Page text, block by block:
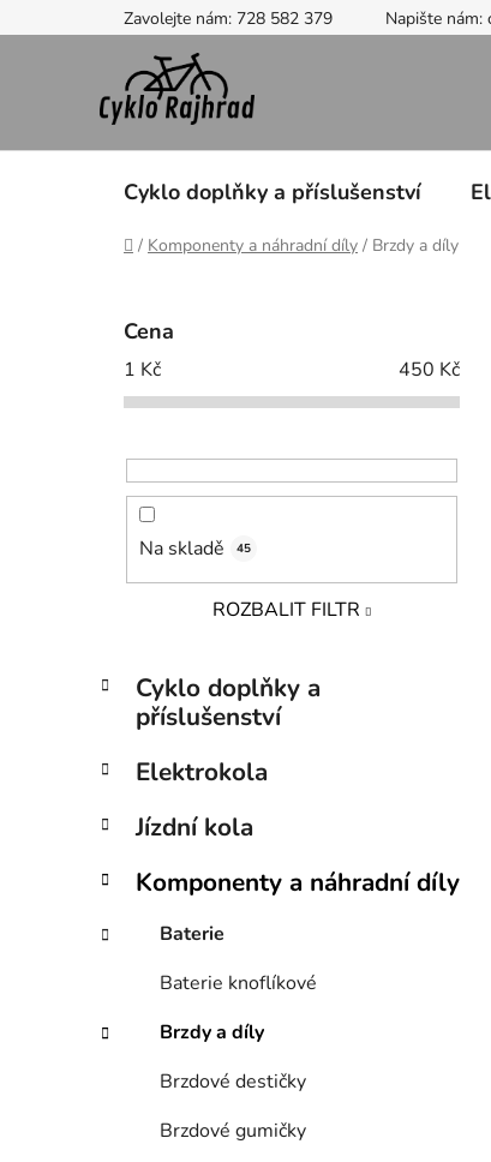
na
Zavolejte nám: 728 582 379 Napište nám:
Cyklo doplňky a příslušenství
Domů
/ Komponenty a náhradní díly / Brzdy a díly
l
Cena
1 Kč 450 Kč
Na skladě 45
ROZBALIT FILTR
Přeskočit
kategorie
K
a
g
r
e
Cyklo doplňky a
příslušenství
Elektrokola
Jízdní kola
Komponenty a náhradní díly
Baterie
Baterie knoflíkové
Brzdy a díly
Brzdové destičky
Brzdové gumičky